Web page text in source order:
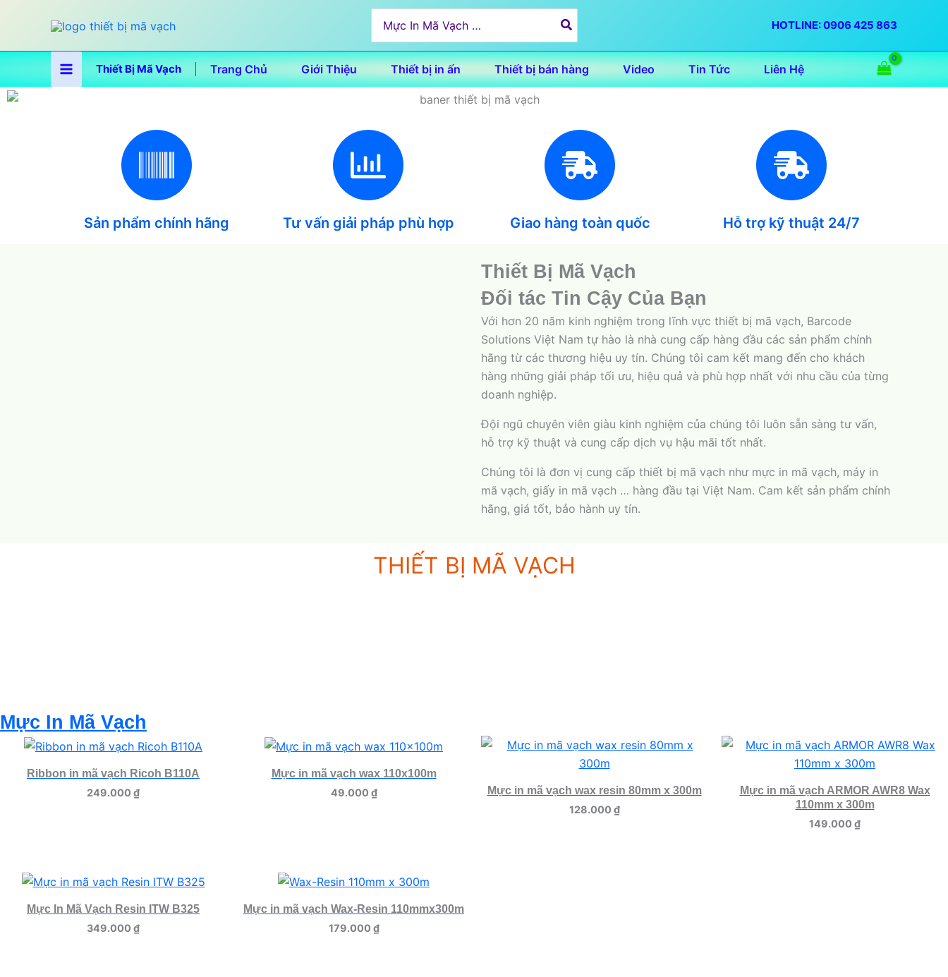
dung
for:
HOTLINE: 0906 425 863
Thiết Bị Mã Vạch Trang Chủ Giới Thiệu Thiết bị in ấn Thiết bị bán hàng Video Tin Tức Liên Hệ
Sản phẩm chính hãng Tư vấn giải pháp phù hợp Giao hàng toàn quốc Hỗ trợ kỹ thuật 24/7
Thiết Bị Mã Vạch
Đối tác Tin Cậy Của Bạn
Với hơn 20 năm kinh nghiệm trong lĩnh vực thiết bị mã vạch, Barcode
Solutions Việt Nam tự hào là nhà cung cấp hàng đầu các sản phẩm chính
hãng từ các thương hiệu uy tín. Chúng tôi cam kết mang đến cho khách
hàng những giải pháp tối ưu, hiệu quả và phù hợp nhất với nhu cầu của từng
doanh nghiệp.
Đội ngũ chuyên viên giàu kinh nghiệm của chúng tôi luôn sẵn sàng tư vấn,
hỗ trợ kỹ thuật và cung cấp dịch vụ hậu mãi tốt nhất.
Chúng tôi là đơn vị cung cấp thiết bị mã vạch như mực in mã vạch, máy in
mã vạch, giấy in mã vạch … hàng đầu tại Việt Nam. Cam kết sản phẩm chính
hãng, giá tốt, bảo hành uy tín.
THIẾT BỊ MÃ VẠCH
Mực In Mã Vạch
Ribbon in mã vạch Ricoh B110A
249.000 ₫
Mực in mã vạch wax 110x100m
49.000 ₫
Mực in mã vạch wax resin 80mm x 300m
128.000 ₫
Mực in mã vạch ARMOR AWR8 Wax
110mm x 300m
149.000 ₫
Mực In Mã Vạch Resin ITW B325
349.000 ₫
Mực in mã vạch Wax-Resin 110mmx300m
179.000 ₫